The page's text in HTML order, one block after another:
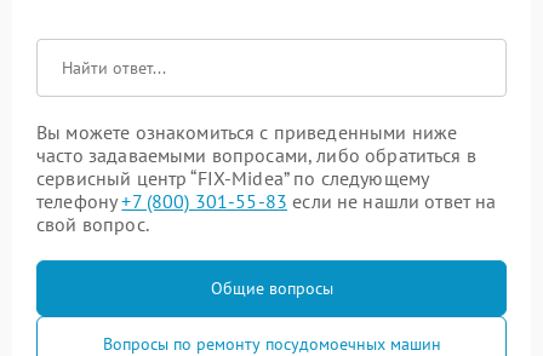
Вы можете ознакомиться с приведенными ниже
часто задаваемыми вопросами, либо обратиться в
сервисный центр “FIX-Midea” по следующему
телефону+7 (800) 301-55-83 если не нашли ответ на
свой вопрос.
Общие вопросы
Вопросы по ремонту посудомоечных машин